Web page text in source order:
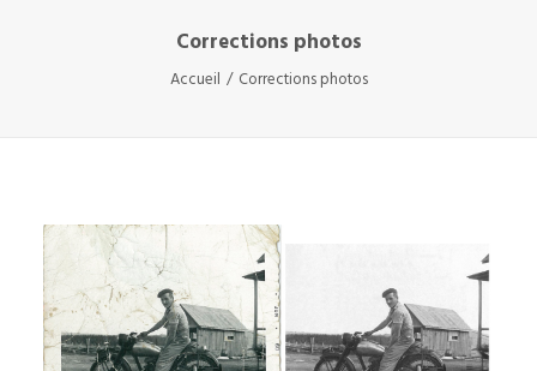
Corrections photos
Accueil Corrections photos